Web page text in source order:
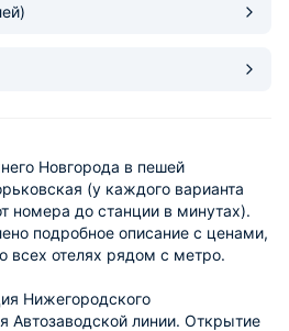
Новгорода в пешей
(у каждого варианта
номера до станции в минутах).
подробное описание с ценами,
всех отелях рядом с метро.
Нижегородского
Автозаводской линии. Открытие